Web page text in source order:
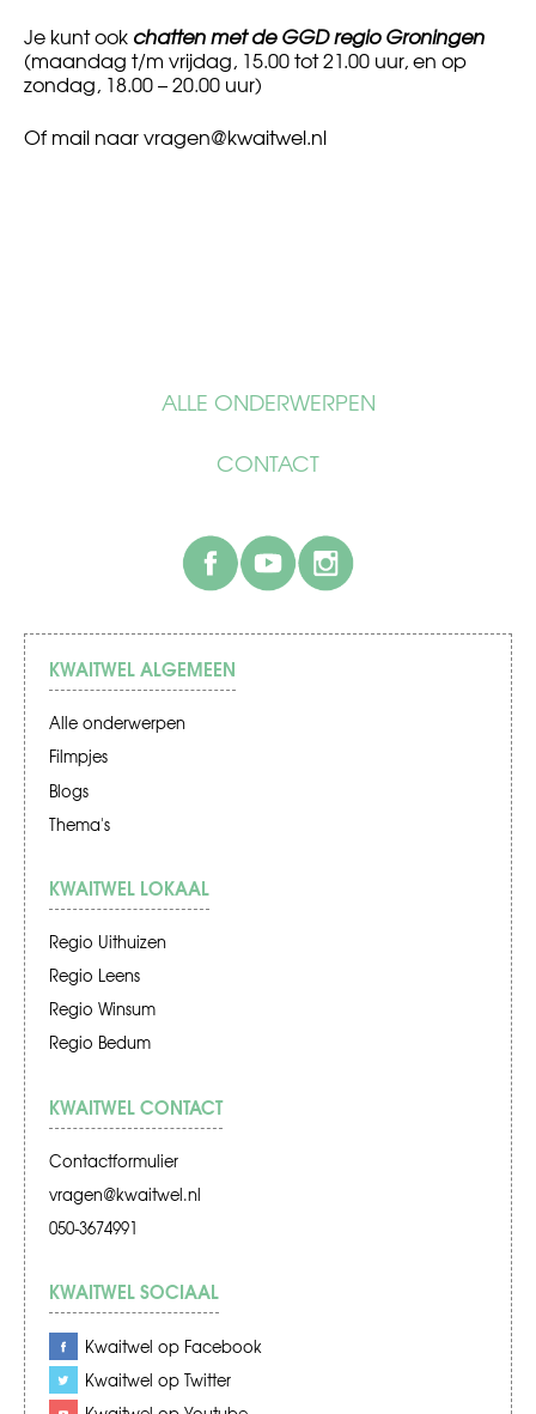
ALLE ONDERWERPEN
CONTACT
facebook
Je kunt ook chatten met de GGD regio Groningen
(maandag t/m vrijdag, 15.00 tot 21.00 uur, en op
zondag, 18.00 – 20.00 uur)
Of mail naarvragen@kwaitwel.nl
KWAITWEL ALGEMEEN
Alle onderwerpen
Filmpjes
Blogs
Thema's
KWAITWEL LOKAAL
Regio Uithuizen
Regio Leens
Regio Winsum
Regio Bedum
KWAITWEL CONTACT
Contactformulier
vragen@kwaitwel.nl
050-3674991
KWAITWEL SOCIAAL
Kwaitwel op Facebook
Kwaitwel op Twitter